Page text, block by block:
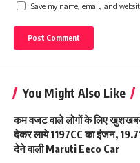
Save my name, email, and
You Might Also Like
कम वजट वाले लोगों के लिए
देकर लाये 1197CC का इंजन,
देने वाली Maruti Eeco Car